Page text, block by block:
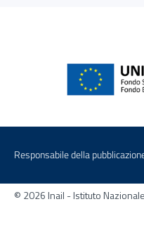
Menu di servizio
Responsabile della
© 2026 Inail - Istituto